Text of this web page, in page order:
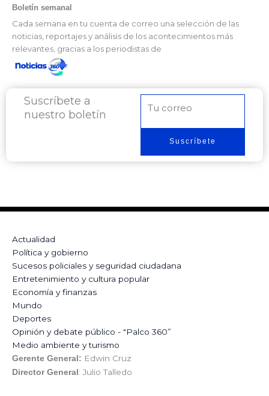
Boletín semanal
Cada semana en tu cuenta de correo una selección de las
noticias, reportajes y análisis de los acontecimientos más
relevantes, gracias a los periodistas de
Suscríbete a
nuestro boletín
electrónico
Suscríbete
Actualidad
Política y gobierno
Sucesos policiales y seguridad ciudadana
Entretenimiento y cultura popular
Economía y finanzas
Mundo
Deportes
Opinión y debate público - "Palco 360”
Medio ambiente y turismo
Gerente General: Edwin Cruz
Director General: Julio Talledo